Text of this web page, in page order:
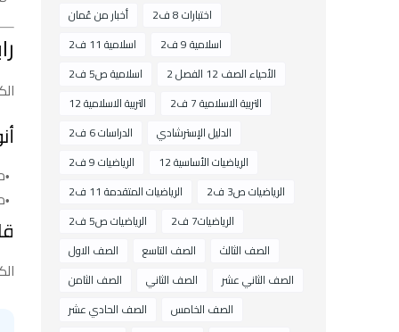
أخبار من عُمان
اختبارات 8 ف2
اسلامية 11 ف2
اسلامية 9 ف2
اسلامية ص5 ف2
الأحياء الصف 12 الفصل 2
التربية الاسلامية 12
التربية الاسلامية 7 ف2
الدراسات 6 ف2
الدليل الإسترشادي
الرياضيات 9 ف2
الرياضيات الأساسية 12
الرياضيات المتقدمة 11 ف2
الرياضيات ص3 ف2
الرياضيات ص5 ف2
الرياضيات7 ف2
الصف الاول
الصف التاسع
الصف الثالث
الصف الثامن
الصف الثاني
الصف الثاني عشر
الصف الحادي عشر
الصف الخامس